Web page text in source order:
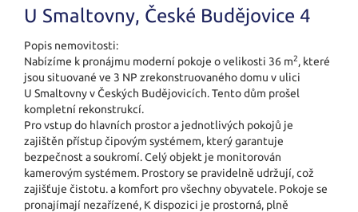
U Smaltovny, České Budějovice 4
Popis nemovitosti:
Nabízíme k pronájmu moderní pokoje o velikosti 36 m2, které
jsou situované ve 3 NP zrekonstruovaného domu v ulici
U Smaltovny v Českých Budějovicích. Tento dům prošel
kompletní rekonstrukcí.
Pro vstup do hlavních prostor a jednotlivých pokojů je
zajištěn přístup čipovým systémem, který garantuje
bezpečnost a soukromí. Celý objekt je monitorován
kamerovým systémem. Prostory se pravidelně udržují, což
zajišťuje čistotu. a komfort pro všechny obyvatele. Pokoje se
pronajímají nezařízené, K dispozici je prostorná, plně